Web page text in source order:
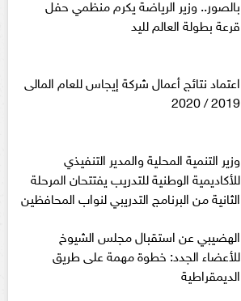
قرعة بطولة العالم لليد
اعتماد نتائج أعمال شركة إيجاس للعام المالى
2019 / 2020
وزير التنمية المحلية والمدير التنفيذي
للأكاديمية الوطنية للتدريب يفتتحان المرحلة
الثانية من البرنامج التدريبي لنواب المحافظين
الهضيبي عن استقبال مجلس الشيوخ
للأعضاء الجدد: خطوة مهمة على طريق
الديمقراطية